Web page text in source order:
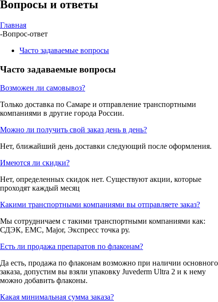
Вопросы и ответы
Главная
-Вопрос-ответ
Часто задаваемые вопросы
Часто задаваемые вопросы
Возможен ли самовывоз?
Только доставка по Самаре и отправление транспортными
компаниями в другие города России.
Можно ли получить свой заказ день в день?
Нет, ближайший день доставки следующий после оформления.
Имеются ли скидки?
Нет, определенных скидок нет. Существуют акции, которые
проходят каждый месяц
Какими транспортными компаниями вы отправляете заказ?
Мы сотрудничаем с такими транспортными компаниями как:
СДЭК, ЕМС, Major, Экспресс точка ру.
Есть ли продажа препаратов по флаконам?
Да есть, продажа по флаконам возможно при наличии основного
заказа, допустим вы взяли упаковку Juvederm Ultra 2 и к нему
можно добавить флаконы.
Какая минимальная сумма заказа?